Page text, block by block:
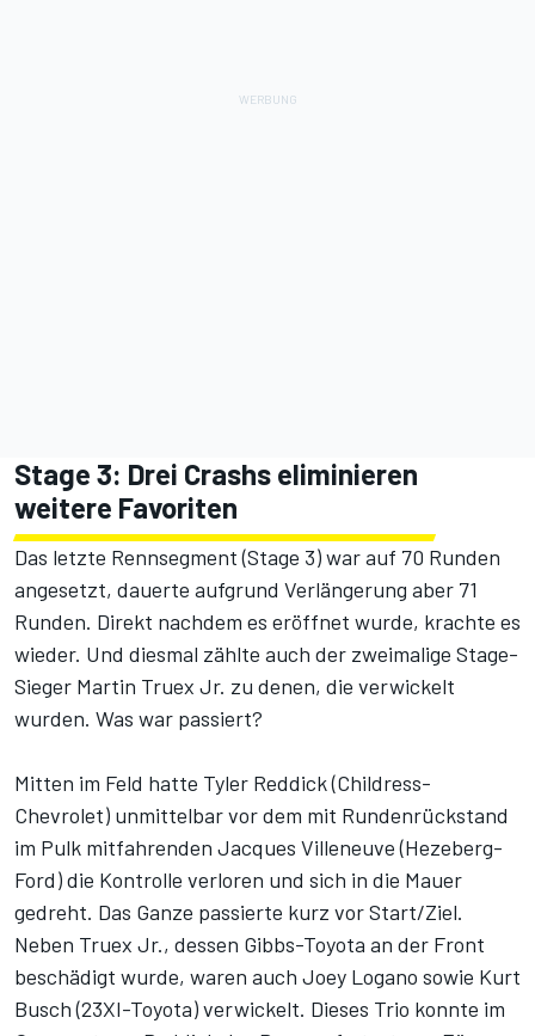
Stage 3: Drei Crashs eliminieren
weitere Favoriten
Das letzte Rennsegment (Stage 3) war auf 70 Runden
angesetzt, dauerte aufgrund Verlängerung aber 71
Runden. Direkt nachdem es eröffnet wurde, krachte es
wieder. Und diesmal zählte auch der zweimalige Stage-
Sieger Martin Truex Jr. zu denen, die verwickelt
wurden. Was war passiert?
Mitten im Feld hatte Tyler Reddick (Childress-
Chevrolet) unmittelbar vor dem mit Rundenrückstand
im Pulk mitfahrenden Jacques Villeneuve (Hezeberg-
Ford) die Kontrolle verloren und sich in die Mauer
gedreht. Das Ganze passierte kurz vor Start/Ziel.
Neben Truex Jr., dessen Gibbs-Toyota an der Front
beschädigt wurde, waren auch Joey Logano sowie Kurt
Busch (23XI-Toyota) verwickelt. Dieses Trio konnte im